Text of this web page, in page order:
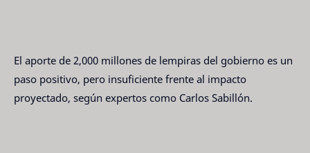
El aporte de 2,000 millones de lempiras del gobierno es un
paso positivo, pero insuficiente frente al impacto
proyectado, según expertos como Carlos Sabillón.